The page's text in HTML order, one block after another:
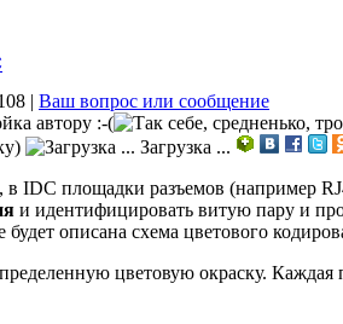
| Ваш вопрос или сообщение
Загрузка ...
IDC площадки разъемов (например
и идентифицировать витую пару и
описана схема цветового
цветовую окраску.